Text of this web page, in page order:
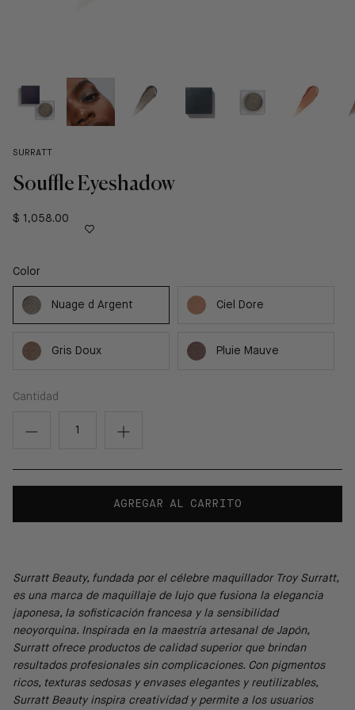
SURRATT
Souffle Eyeshadow
$ 1,058.00
Color
Nuage d Argent Ciel Dore
Gris Doux Pluie Mauve
Cantidad
AGREGAR AL CARRITO
Surratt Beauty, fundada por el célebre maquillador Troy Surratt,
es una marca de maquillaje de lujo que fusiona la elegancia
japonesa, la sofisticación francesa y la sensibilidad
neoyorquina. Inspirada en la maestría artesanal de Japón,
Surratt ofrece productos de calidad superior que brindan
resultados profesionales sin complicaciones. Con pigmentos
ricos, texturas sedosas y envases elegantes y reutilizables,
Surratt Beauty inspira creatividad y permite a los usuarios